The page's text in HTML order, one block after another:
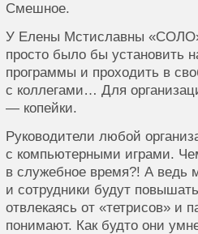
Смешное.
У Елены Мстиславны
просто было бы установить
программы и проходить в
с коллегами… Для
— копейки.
Руководители любой
с компьютерными играми.
в служебное время?! А ведь
и сотрудники будут
отвлекаясь от «тетрисов» и
понимают. Как будто они